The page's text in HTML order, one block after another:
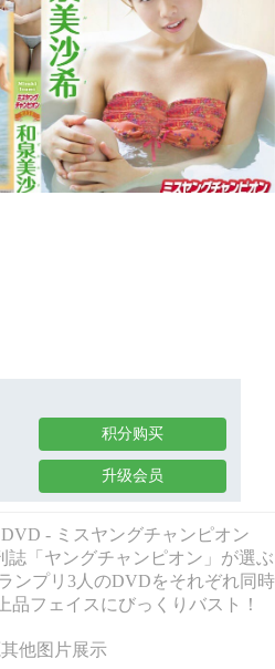
积分购买
升级会员
DVD - ミスヤングチャンピオン
「ヤングチャンピオン」が選ぶ
ンプリ3人のDVDをそれぞれ同時
品フェイスにびっくりバスト！
他图片展示